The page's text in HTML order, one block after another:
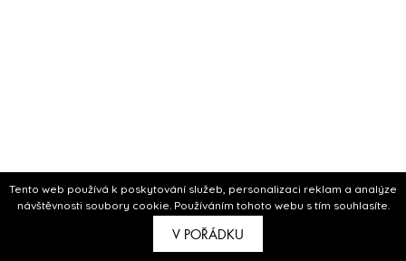
Tento web používá k poskytování služeb, personalizaci reklam a analýze
návštěvnosti soubory cookie. Používáním tohoto webu s tím souhlasíte.
V POŘÁDKU